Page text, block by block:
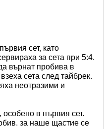
сет, като
за сета при 5:4.
върнат пробива в
сета след тайбрек.
неотразими и
особено в първия сет.
за наше щастие се